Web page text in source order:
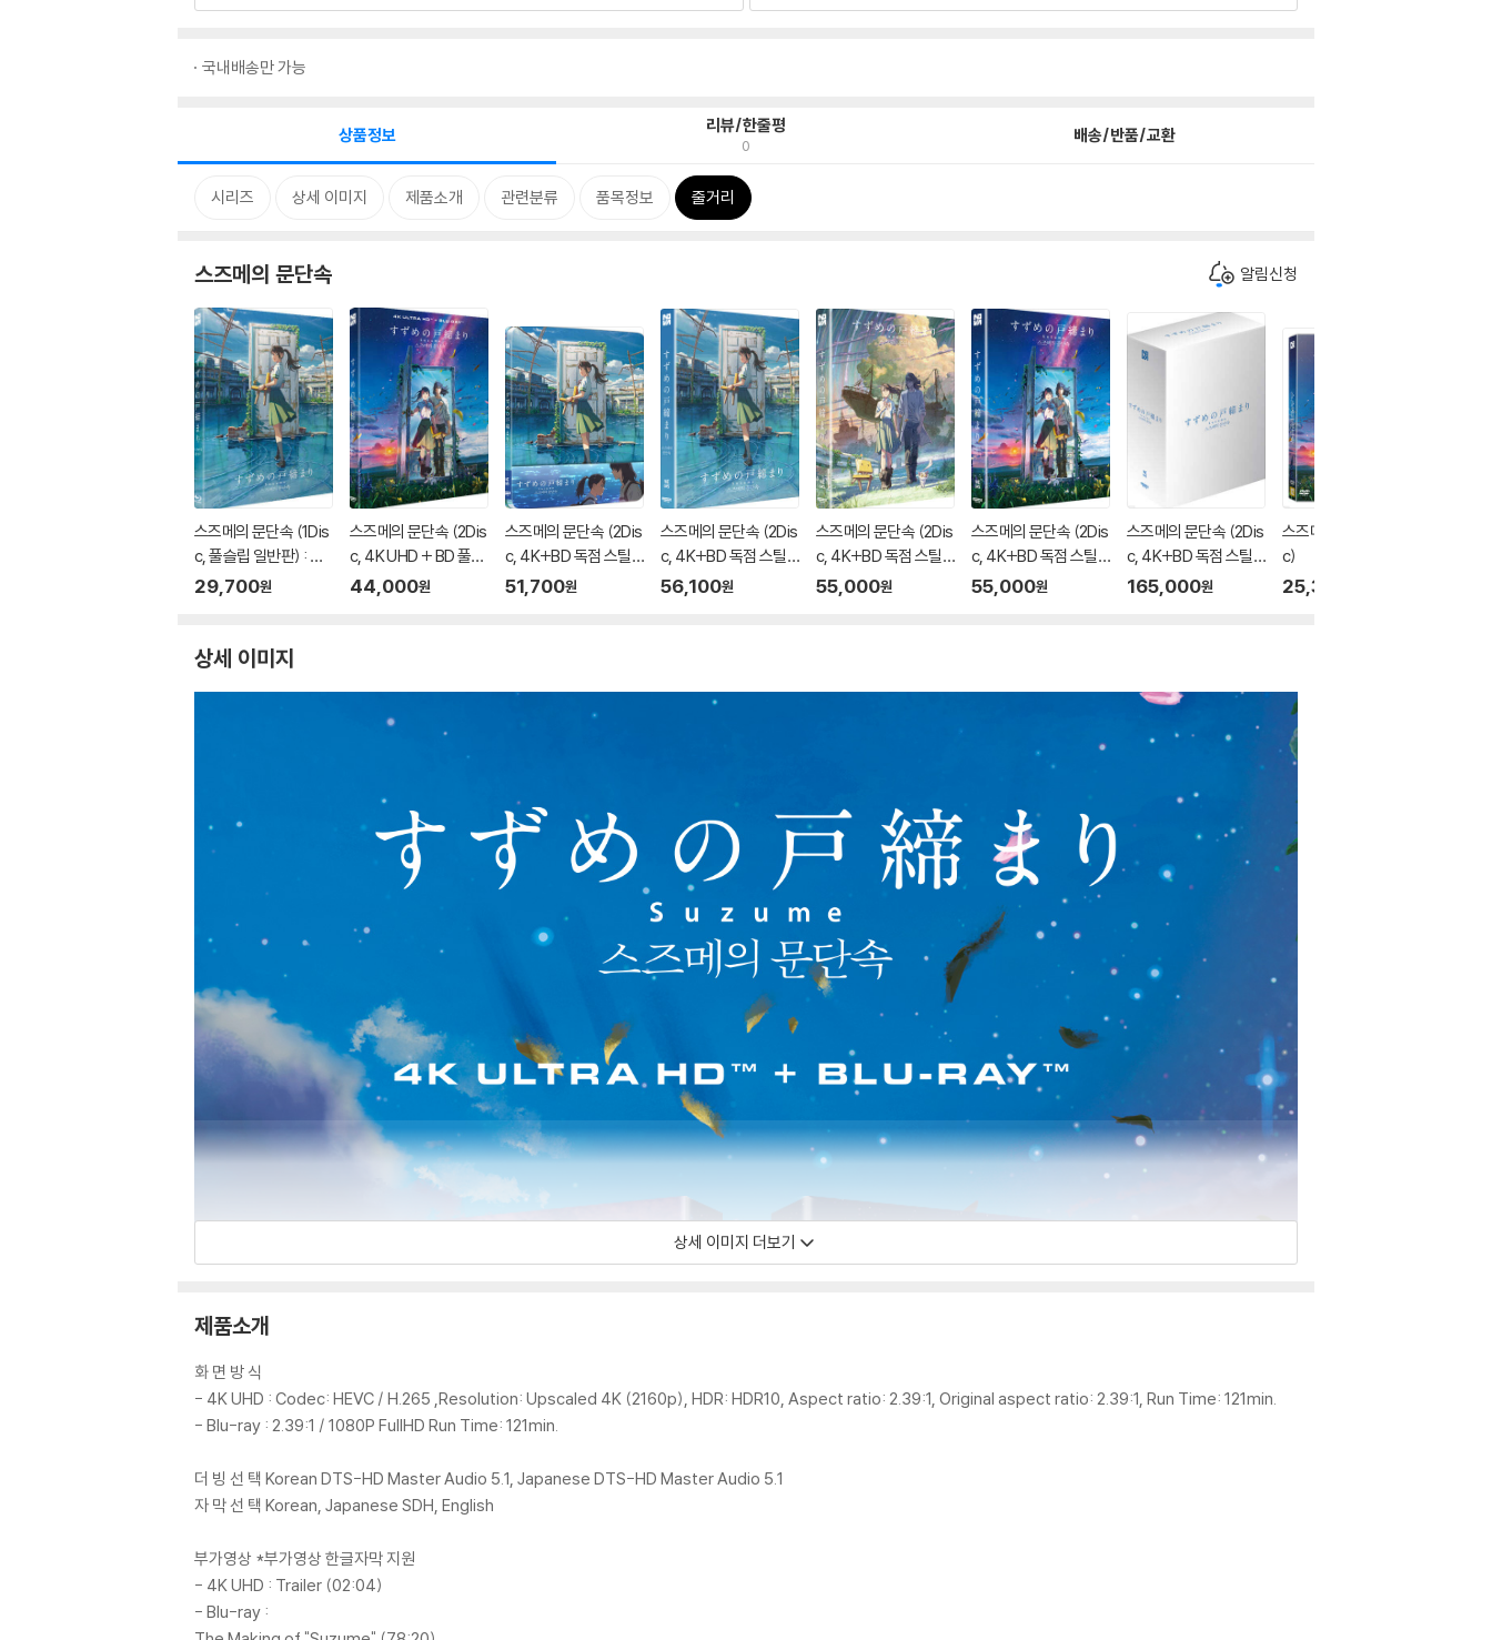
국내배송만 가능
상품정보 리뷰/한줄평
0 배송/반품/교환
시리즈 상세 이미지 제품소개 관련분류 품목정보 줄거리
스즈메의 문단속 알림신청
스즈메의 문단속 (1Dis
c, 풀슬립 일반판) : 블
루레이
29,700원
스즈메의 문단속 (2Dis
c, 4K UHD + BD 풀슬
립) : 블루레이
44,000원
스즈메의 문단속 (2Dis
c, 4K+BD 독점 스틸
북 쿼터슬립 300장 한
51,700원
스즈메의 문단속 (2Dis
c, 4K+BD 독점 스틸
북 렌티큘러 풀슬립 1,0
56,100원
스즈메의 문단속 (2Dis
c, 4K+BD 독점 스틸
북 풀슬립 B 700장 한
55,000원
스즈메의 문단속 (2Dis
c, 4K+BD 독점 스틸
북 풀슬립 A 700장 한
55,000원
스즈메의 문단속 (2Dis
c, 4K+BD 독점 스틸
북 박스세트 500장 한
165,000원
스즈메의 문단속 (1Dis
c)
25,300
상세 이미지
상세 이미지 더보기
제품소개
화 면 방 식
- 4K UHD : Codec: HEVC / H.265 ,Resolution: Upscaled 4K (2160p), HDR: HDR10, Aspect ratio: 2.39:1, Original aspect ratio: 2.39:1, Run Time: 121min.
- Blu-ray : 2.39:1 / 1080P FullHD Run Time: 121min.
더 빙 선 택 Korean DTS-HD Master Audio 5.1, Japanese DTS-HD Master Audio 5.1
자 막 선 택 Korean, Japanese SDH, English
부가영상 *부가영상 한글자막 지원
- 4K UHD : Trailer (02:04)
- Blu-ray :